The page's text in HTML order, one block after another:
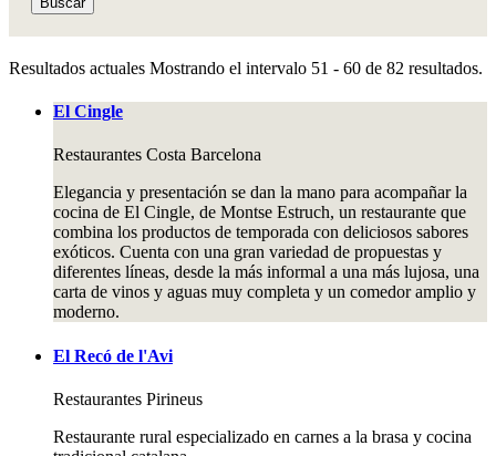
Resultados actuales Mostrando el intervalo 51 - 60 de 82 resultados.
El Cingle
Restaurantes Costa Barcelona
Elegancia y presentación se dan la mano para acompañar la
cocina de El Cingle, de Montse Estruch, un restaurante que
combina los productos de temporada con deliciosos sabores
exóticos. Cuenta con una gran variedad de propuestas y
diferentes líneas, desde la más informal a una más lujosa, una
carta de vinos y aguas muy completa y un comedor amplio y
moderno.
El Recó de l'Avi
Restaurantes Pirineus
Restaurante rural especializado en carnes a la brasa y cocina